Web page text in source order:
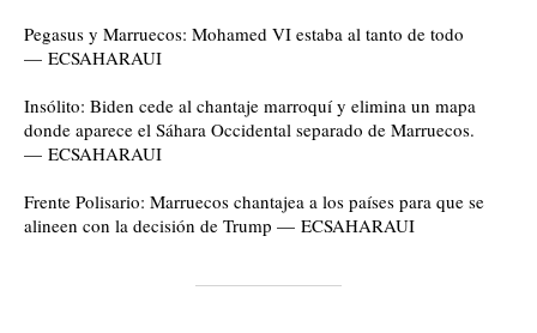
Pegasus y Marruecos: Mohamed VI estaba al tanto de todo
— ECSAHARAUI
Insólito: Biden cede al chantaje marroquí y elimina un mapa
donde aparece el Sáhara Occidental separado de Marruecos.
— ECSAHARAUI
Frente Polisario: Marruecos chantajea a los países para que se
alineen con la decisión de Trump — ECSAHARAUI